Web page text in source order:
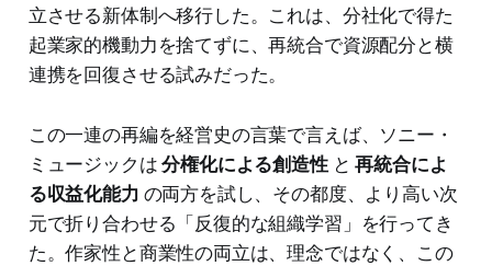
立させる新体制へ移行した。これは、分社化で得た
起業家的機動力を捨てずに、再統合で資源配分と横
連携を回復させる試みだった。
この一連の再編を経営史の言葉で言えば、ソニー・
ミュージックは分権化による創造性と再統合によ
る収益化能力 の両方を試し、その都度、より高い次
元で折り合わせる「反復的な組織学習」を行ってき
た。作家性と商業性の両立は、理念ではなく、この